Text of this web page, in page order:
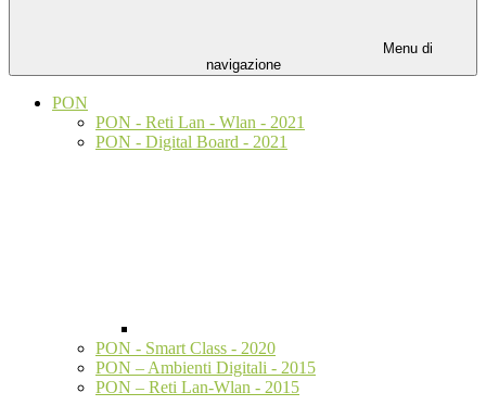
Menu di
navigazione
PON
PON - Reti Lan - Wlan - 2021
PON - Digital Board - 2021
PON - Smart Class - 2020
PON – Ambienti Digitali - 2015
PON – Reti Lan-Wlan - 2015